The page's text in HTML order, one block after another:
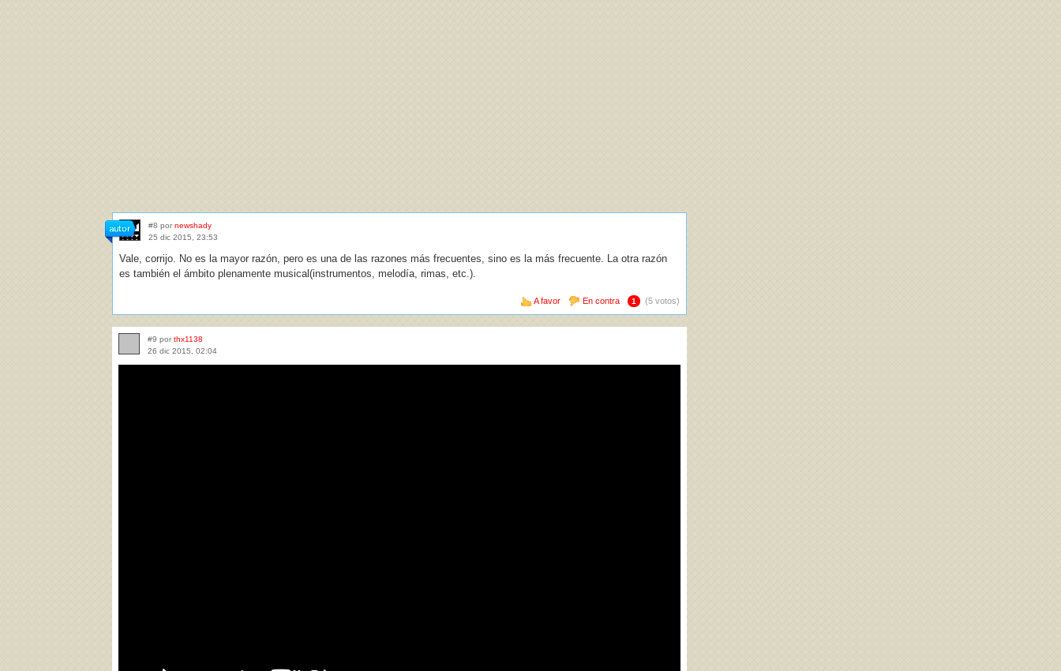
#8 por newshady
25 dic 2015, 23:53
Vale, corrijo. No es la mayor razón, pero es una de las razones más frecuentes, sino es la más frecuente. La otra razón
es también el ámbito plenamente musical(instrumentos, melodía, rimas, etc.).
A favor En contra 1 (5 votos)
#9 por thx1138
26 dic 2015, 02:04